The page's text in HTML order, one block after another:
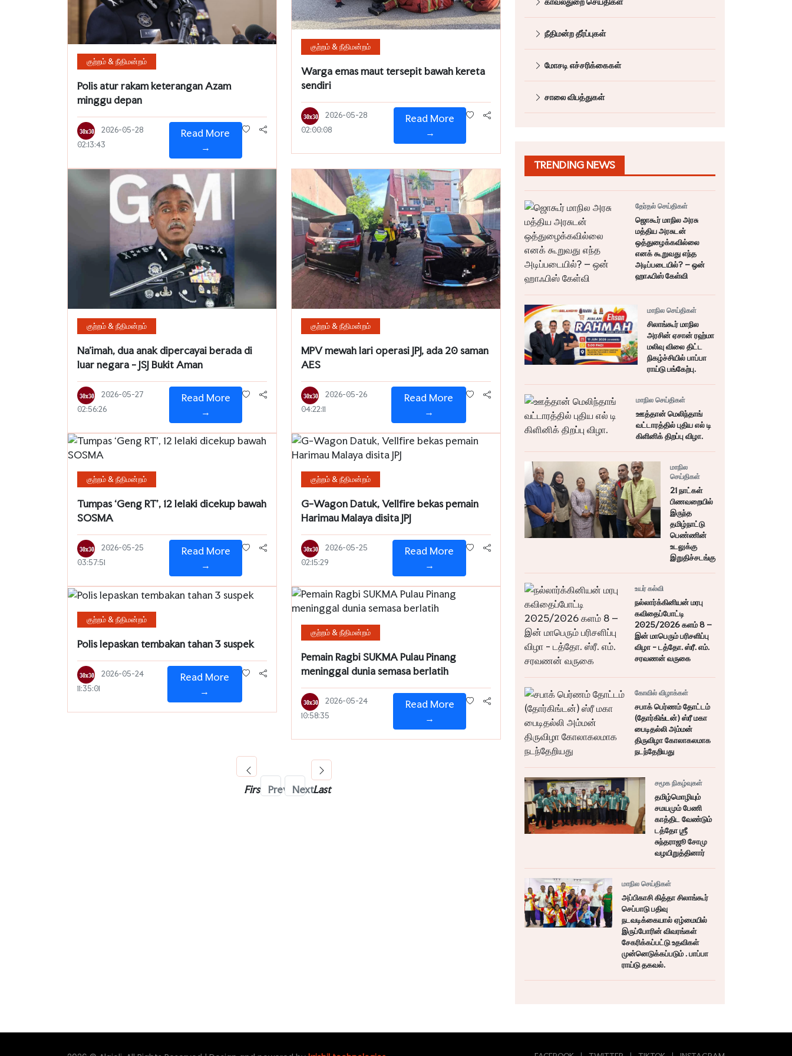
குற்றம் & நீதிமன்றம்
Polis atur rakam keterangan Azam
minggu depan
2026-05-28
02:13:43
Read More
→
குற்றம் & நீதிமன்றம்
Warga emas maut tersepit bawah kereta
sendiri
2026-05-28
02:00:08
Read More
→
குற்றம் & நீதிமன்றம்
Na'imah, dua anak dipercayai berada di
luar negara - JSJ Bukit Aman
2026-05-27
02:56:26
Read More
→
குற்றம் & நீதிமன்றம்
MPV mewah lari operasi JPJ, ada 20 saman
AES
2026-05-26
04:22:11
Read More
→
குற்றம் & நீதிமன்றம்
Tumpas ‘Geng RT’, 12 lelaki dicekup bawah
SOSMA
2026-05-25
03:57:51
Read More
→
குற்றம் & நீதிமன்றம்
G-Wagon Datuk, Vellfire bekas pemain
Harimau Malaya disita JPJ
2026-05-25
02:15:29
Read More
→
குற்றம் & நீதிமன்றம்
Polis lepaskan tembakan tahan 3 suspek
2026-05-24
11:35:01
Read More
→
குற்றம் & நீதிமன்றம்
Pemain Ragbi SUKMA Pulau Pinang
meninggal dunia semasa berlatih
2026-05-24
10:58:35
Read More
→
First Prev NextLast
நீதிமன்ற தீர்ப்புகள்
மோசடி எச்சரிக்கைகள்
சாலை விபத்துகள்
TRENDING NEWS
தேர்தல் செய்திகள்
ஜொகூர் மாநில அரசு
மத்திய அரசுடன்
ஒத்துழைக்கவில்லை
எனக் கூறுவது எந்த
அடிப்படையில்? – ஒன்
ஹாஃபிஸ் கேள்வி
மாநில செய்திகள்
சிலாங்கூர் மாநில
அரசின் ஏசான் ரஹ்மா
மலிவு விலை திட்ட
நிகழ்ச்சியில் பாப்பா
ராய்டு பங்கேற்பு.
மாநில செய்திகள்
ஊத்தான் மெலிந்தாங்
வட்டாரத்தில் புதிய எல் டி
கிளினிக் திறப்பு விழா.
மாநில
செய்திகள்
21 நாட்கள்
பிணவறையில்
இருந்த
தமிழ்நாட்டு
பெண்ணின்
உடலுக்கு
இறுதிச்சடங்கு
உயர் கல்வி
நல்லார்க்கினியன் மரபு
கவிதைப்போட்டி
2025/2026 களம் 8 –
இன் மாபெரும் பரிசளிப்பு
விழா - டத்தோ. ஸ்ரீ. எம்.
சரவணன் வருகை
கோவில் விழாக்கள்
சபாக் பெர்ணம் தோட்டம்
(தோர்கிங்டன்) ஸ்ரீ மகா
பைடிதல்லி அம்மன்
திருவிழா கோலாகலமாக
நடந்தேறியது
சமூக நிகழ்வுகள்
தமிழ்மொழியும்
சமயமும் பேணி
காத்திட வேண்டும்
டத்தோ ஶ்ரீ
சுந்தராஜூ சோமு
வழயிறுத்தினார்
மாநில செய்திகள்
அப்பிகாசி கித்தா சிலாங்கூர்
செப்பாடு பதிவு
நடவடிக்கையால் ஏழ்மையில்
இருப்போரின் விவரங்கள்
சேகரிக்கப்பட்டு உதவிகள்
முன்னெடுக்கப்படும் . பாப்பா
ராய்டு தகவல்.